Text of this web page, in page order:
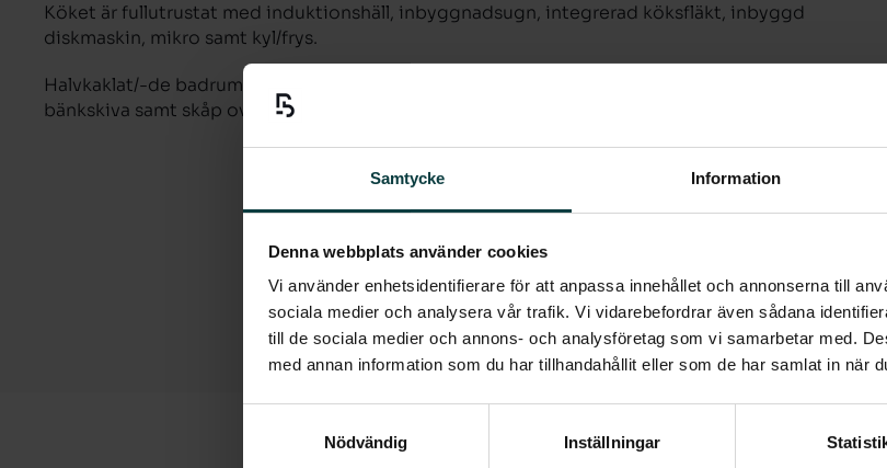
Samtycke Information
Denna webbplats använder cookies
Vi använder enhetsidentifierare för att anpassa innehållet och annonserna till
sociala medier och analysera vår trafik. Vi vidarebefordrar även sådana
till de sociala medier och annons- och analysföretag som vi samarbetar med.
med annan information som du har tillhandahållit eller som de har samlat in när
Nödvändig
Inställningar
Köket är fullutrustat med induktionshäll, inbyggnadsugn, integrerad köksfläkt, inbyggd
diskmaskin, mikro samt kyl/frys.
Halvkaklat/-de badrum med dusch, handukstork, samt tvättmaskin och torktumlare med
bänkskiva samt skåp ovanför.